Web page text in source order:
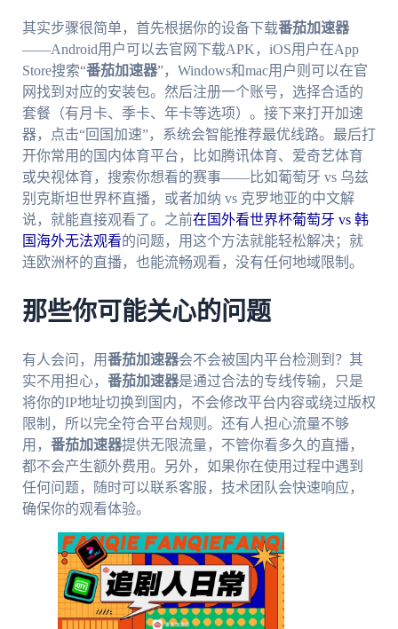
其实步骤很简单，首先根据你的设备下载番茄加速器
——Android用户可以去官网下载APK，iOS用户在App
Store搜索“番茄加速器”，Windows和mac用户则可以在官
网找到对应的安装包。然后注册一个账号，选择合适的
套餐（有月卡、季卡、年卡等选项）。接下来打开加速
器，点击“回国加速”，系统会智能推荐最优线路。最后打
开你常用的国内体育平台，比如腾讯体育、爱奇艺体育
或央视体育，搜索你想看的赛事——比如葡萄牙 vs 乌兹
别克斯坦世界杯直播，或者加纳 vs 克罗地亚的中文解
说，就能直接观看了。之前在国外看世界杯葡萄牙 vs 韩
国海外无法观看的问题，用这个方法就能轻松解决；就
连欧洲杯的直播，也能流畅观看，没有任何地域限制。
那些你可能关心的问题
有人会问，用番茄加速器会不会被国内平台检测到？其
实不用担心， 番茄加速器是通过合法的专线传输，只是
将你的IP地址切换到国内，不会修改平台内容或绕过版权
限制，所以完全符合平台规则。还有人担心流量不够
用， 番茄加速器提供无限流量，不管你看多久的直播，
都不会产生额外费用。另外，如果你在使用过程中遇到
任何问题，随时可以联系客服，技术团队会快速响应，
确保你的观看体验。